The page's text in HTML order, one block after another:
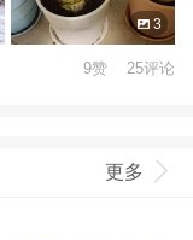
3
9赞 25评论
更多